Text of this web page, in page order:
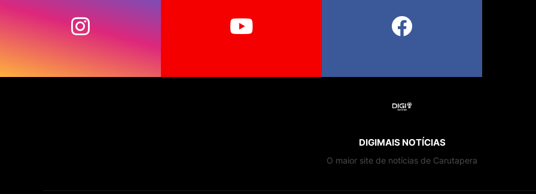
DIGIMAIS NOTÍCIAS
O maior site de notícias de Carutapera